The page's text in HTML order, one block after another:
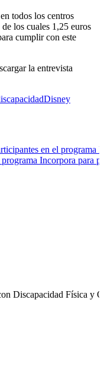
todos los centros
los cuales 1,25 euros
cumplir con este
la entrevista
Disney
Incorpora para
Discapacidad Física
ortoprotésico, pero